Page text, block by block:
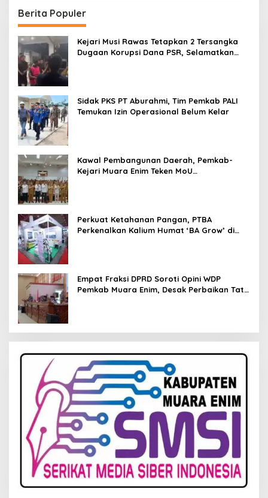
Berita Populer
Kejari Musi Rawas Tetapkan 2 Tersangka
Dugaan Korupsi Dana PSR, Selamatkan
Sidak PKS PT Aburahmi, Tim Pemkab PALI
Temukan Izin Operasional Belum Kelar
Kawal Pembangunan Daerah, Pemkab-
Kejari Muara Enim Teken MoU
Perkuat Ketahanan Pangan, PTBA
Perkenalkan Kalium Humat ‘BA Grow’ di
Empat Fraksi DPRD Soroti Opini WDP
Pemkab Muara Enim, Desak Perbaikan Tata